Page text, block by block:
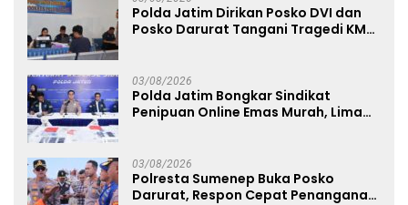
Polda Jatim Dirikan Posko DVI dan
Posko Darurat Tangani Tragedi KMP
03/08/2026
Polda Jatim Bongkar Sindikat
Penipuan Online Emas Murah, Lima
03/08/2026
Polresta Sumenep Buka Posko
Darurat, Respon Cepat Penanganan